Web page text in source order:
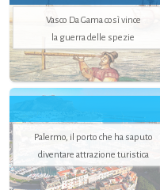
Vasco Da Gama così vince
la guerra delle spezie
Palermo, il porto che ha saputo
diventare attrazione turistica